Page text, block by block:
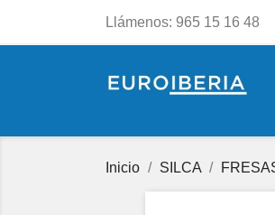
Llámenos: 965 15 16 48
Inicio SILCA